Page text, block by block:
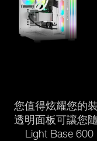
您值得炫耀您的
透明面板可讓您
Light Base